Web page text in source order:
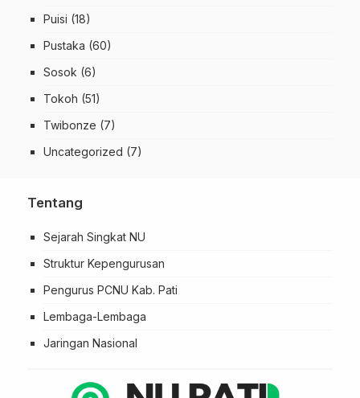
Puisi (18)
Pustaka (60)
Sosok (6)
Tokoh (51)
Twibonze (7)
Uncategorized (7)
Tentang
Sejarah Singkat NU
Struktur Kepengurusan
Pengurus PCNU Kab. Pati
Lembaga-Lembaga
Jaringan Nasional